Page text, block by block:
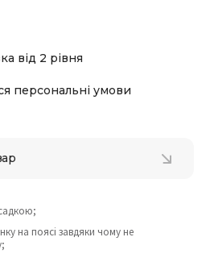
від 2 рівня
персональні умови
на поясі завдяки чому не